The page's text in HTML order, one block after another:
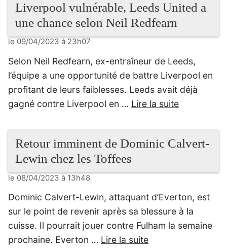
Liverpool vulnérable, Leeds United a
une chance selon Neil Redfearn
le 09/04/2023 à 23h07
Selon Neil Redfearn, ex-entraîneur de Leeds,
l’équipe a une opportunité de battre Liverpool en
profitant de leurs faiblesses. Leeds avait déjà
gagné contre Liverpool en … Lire la suite
Retour imminent de Dominic Calvert-
Lewin chez les Toffees
le 08/04/2023 à 13h48
Dominic Calvert-Lewin, attaquant d’Everton, est
sur le point de revenir après sa blessure à la
cuisse. Il pourrait jouer contre Fulham la semaine
prochaine. Everton … Lire la suite